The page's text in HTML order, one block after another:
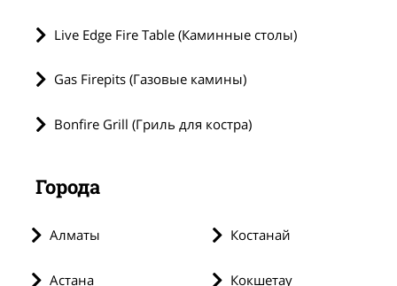
Live Edge Fire Table (Каминные столы)
Gas Firepits (Газовые камины)
Bonfire Grill (Гриль для костра)
Города
Алматы
Астана
Костанай
Кокшетау